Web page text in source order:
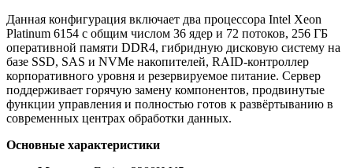
Данная конфигурация включает два процессора Intel Xeon
Platinum 6154 с общим числом 36 ядер и 72 потоков, 256 ГБ
оперативной памяти DDR4, гибридную дисковую систему на
базе SSD, SAS и NVMe накопителей, RAID-контроллер
корпоративного уровня и резервируемое питание. Сервер
поддерживает горячую замену компонентов, продвинутые
функции управления и полностью готов к развёртыванию в
современных центрах обработки данных.
Основные характеристики